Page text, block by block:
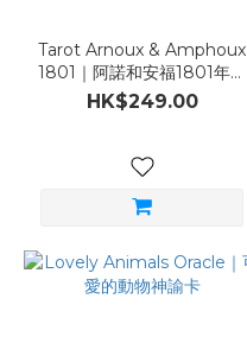
Tarot Arnoux & Amphoux
1801｜阿諾和安福1801年復
刻馬賽塔羅（全球限量版）
HK$249.00